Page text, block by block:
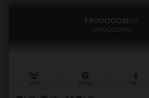
FAVOOOOM!!!!
FAVOOOOM!!!!